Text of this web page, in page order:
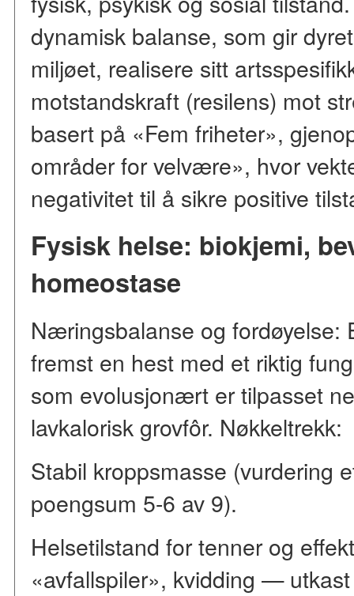
dynamisk balanse, som gir
miljøet, realisere sitt
motstandskraft (resilens) mot
basert på «Fem friheter»,
områder for velvære», hvor
negativitet til å sikre positive
Fysisk helse: biokjemi,
homeostase
Næringsbalanse og fordøyelse:
fremst en hest med et riktig
som evolusjonært er tilpasset
lavkalorisk grovfôr. Nøkkeltrekk:
Stabil kroppsmasse (vurdering
poengsum 5-6 av 9).
Helsetilstand for tenner og
«avfallspiler», kvidding —